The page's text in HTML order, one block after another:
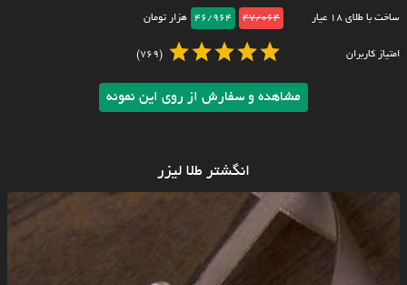
ساخت با طلای ۱۸ عیار 47/064
46/964 هزار تومان
امتیاز کاربران (769)
مشاهده و سفارش از روی این نمونه
انگشتر طلا لیزر